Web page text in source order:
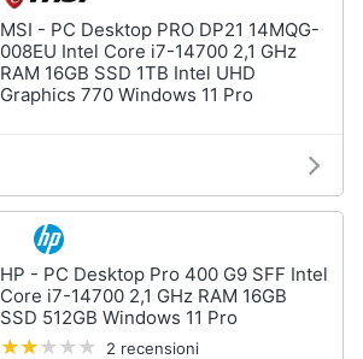
MSI - PC Desktop PRO DP21 14MQG-
008EU Intel Core i7-14700 2,1 GHz
RAM 16GB SSD 1TB Intel UHD
Graphics 770 Windows 11 Pro
HP - PC Desktop Pro 400 G9 SFF Intel
Core i7-14700 2,1 GHz RAM 16GB
SSD 512GB Windows 11 Pro
2 recensioni